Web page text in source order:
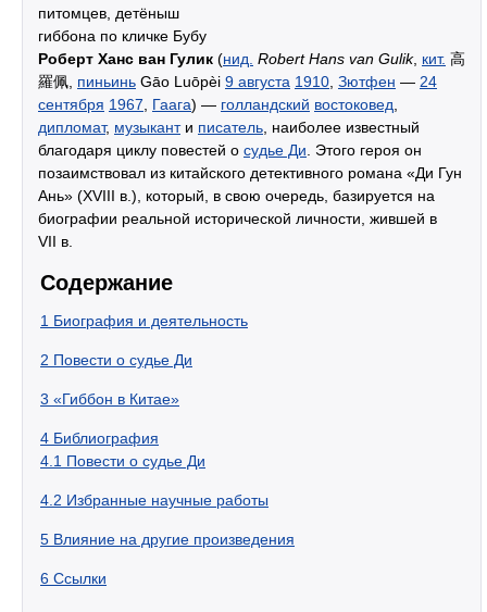
питомцев, детёныш
гиббона по кличке Бубу
Роберт Ханс ван Гулик (нид. Robert Hans van Gulik, кит. 高
羅佩, пиньинь Gāo Luōpèi 9 августа 1910 Зютфен — 24
сентября 1967 Гаага) — голландский востоковед
дипломат, музыканти писатель , наиболее известный
благодаря циклу повестей о судье Ди . Этого героя он
позаимствовал из китайского детективного романа «Ди Гун
Ань» (XVIII в.), который, в свою очередь, базируется на
биографии реальной исторической личности, жившей в
VII в.
Содержание
1 Биография и деятельность
2 Повести о судье Ди
3 «Гиббон в Китае»
4 Библиография
4.1 Повести о судье Ди
4.2 Избранные научные работы
5 Влияние на другие произведения
6 Ссылки